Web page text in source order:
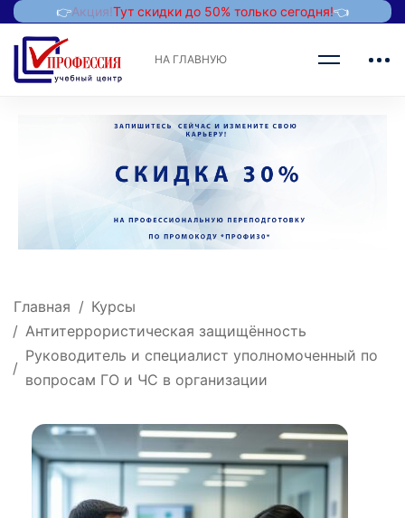
👉Акция!Тут скидки до 50% только сегодня!👈
НА ГЛАВНУЮ
Главная
Курсы
Антитеррористическая защищённость
Руководитель и специалист уполномоченный по
вопросам ГО и ЧС в организации